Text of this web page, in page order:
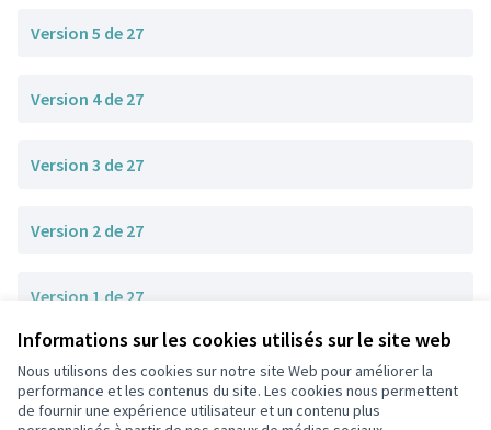
Informations sur les cookies utilisés sur le site web
Nous utilisons des cookies sur notre site Web pour améliorer la
performance et les contenus du site. Les cookies nous permettent
de fournir une expérience utilisateur et un contenu plus
Version 5 de 27
Version 4 de 27
Version 3 de 27
Version 2 de 27
Version 1 de 27
Conditions d'utilisation
Paramètres des cookies
participons.colombes.fr sur Facebook